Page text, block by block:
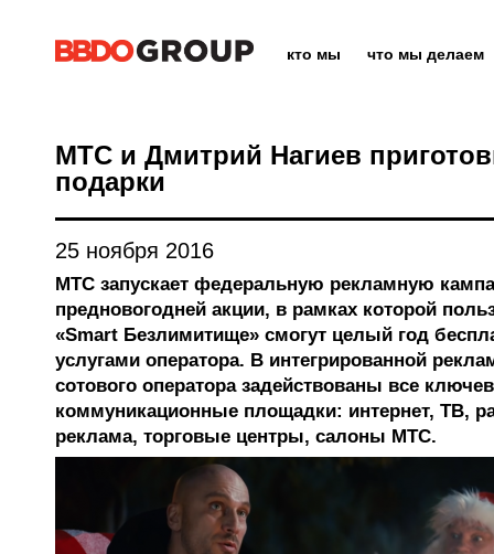
кто мы что мы делаем
МТС и Дмитрий Нагиев
подарки
25 ноября 2016
МТС запускает федеральную рекламную
предновогодней акции, в рамках которой
«Smart Безлимитище» смогут целый год
услугами оператора. В интегрированной
сотового оператора задействованы все
коммуникационные площадки: интернет, ТВ,
реклама, торговые центры, салоны МТС.